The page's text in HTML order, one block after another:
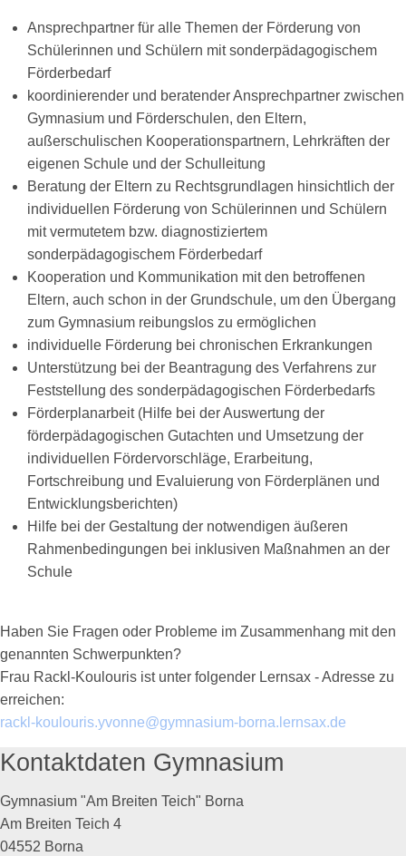
Ansprechpartner für alle Themen der Förderung von
Schülerinnen und Schülern mit sonderpädagogischem
Förderbedarf
koordinierender und beratender Ansprechpartner zwischen
Gymnasium und Förderschulen, den Eltern,
außerschulischen Kooperationspartnern, Lehrkräften der
eigenen Schule und der Schulleitung
Beratung der Eltern zu Rechtsgrundlagen hinsichtlich der
individuellen Förderung von Schülerinnen und Schülern
mit vermutetem bzw. diagnostiziertem
sonderpädagogischem Förderbedarf
Kooperation und Kommunikation mit den betroffenen
Eltern, auch schon in der Grundschule, um den Übergang
zum Gymnasium reibungslos zu ermöglichen
individuelle Förderung bei chronischen Erkrankungen
Unterstützung bei der Beantragung des Verfahrens zur
Feststellung des sonderpädagogischen Förderbedarfs
Förderplanarbeit (Hilfe bei der Auswertung der
förderpädagogischen Gutachten und Umsetzung der
individuellen Fördervorschläge, Erarbeitung,
Fortschreibung und Evaluierung von Förderplänen und
Entwicklungsberichten)
Hilfe bei der Gestaltung der notwendigen äußeren
Rahmenbedingungen bei inklusiven Maßnahmen an der
Schule
Haben Sie Fragen oder Probleme im Zusammenhang mit den
genannten Schwerpunkten?
Frau Rackl-Koulouris ist unter folgender Lernsax - Adresse zu
erreichen:
rackl-koulouris.yvonne@gymnasium-borna.lernsax.de
Kontaktdaten Gymnasium
Gymnasium "Am Breiten Teich" Borna
Am Breiten Teich 4
04552 Borna